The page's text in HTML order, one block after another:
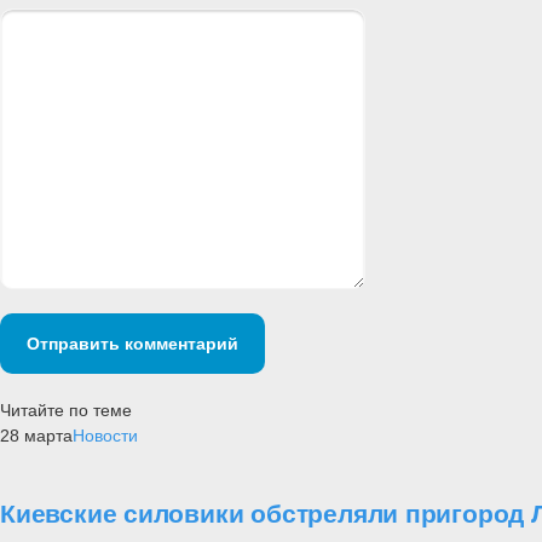
Отправить комментарий
Читайте по теме
28 мартаНовости
Киевские силовики обстреляли пригород